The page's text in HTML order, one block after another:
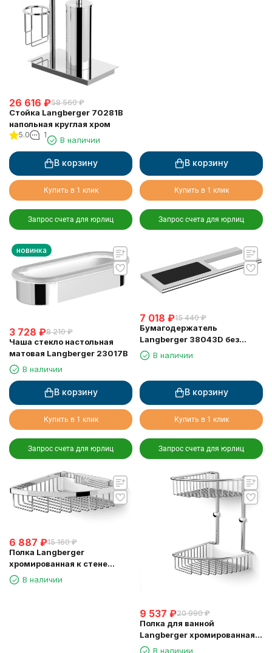
26 616 ₽58 560 ₽
Стойка Langberger 70281B
напольная круглая хром
5.0 1
В наличии
В корзину
Купить в 1 клик
Запрос счета для юрлиц
В корзину
Купить в 1 клик
Запрос счета для юрлиц
новинка
3 728 ₽8 210 ₽
Чаша стекло настольная
матовая Langberger 23017B
В наличии
В корзину
Купить в 1 клик
Запрос счета для юрлиц
7 018 ₽15 440 ₽
Бумагодержатель
Langberger 38043D без
крышки хром с полкой с
резиновым покрытием anti-
В наличии
В корзину
Купить в 1 клик
Запрос счета для юрлиц
6 887 ₽15 160 ₽
Полка Langberger
хромированная к стене
одноэтажная 72560
В наличии
9 537 ₽20 990 ₽
Полка для ванной
Langberger хромированная к
стене 2-х этажная 10860I
В наличии